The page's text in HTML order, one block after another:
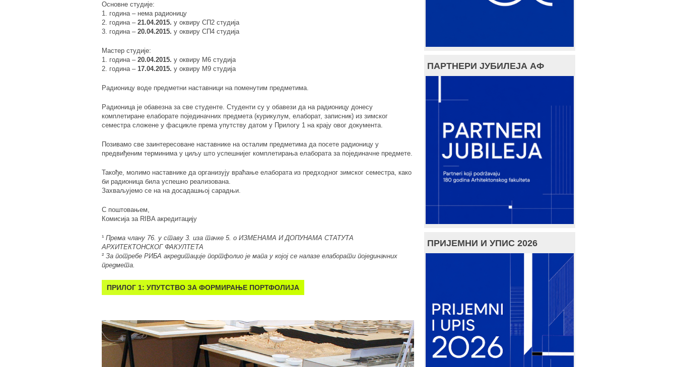
Основне студије:
1. година – нема радионицу
2. година – 21.04.2015. у оквиру СП2 студија
3. година – 20.04.2015. у оквиру СП4 студија
Мастер студије:
1. година – 20.04.2015. у оквиру М6 студија
2. година – 17.04.2015. у оквиру М9 студија
Радионицу воде предметни наставници на поменутим предметима.
Радионица је обавезна за све студенте. Студенти су у обавези да на радионицу донесу
комплетиране елаборате појединачних предмета (курикулум, елаборат, записник) из зимског
семестра сложене у фасцикле према упутству датом у Прилогу 1 на крају овог документа.
Позивамо све заинтересоване наставнике на осталим предметима да посете радионицу у
предвиђеним терминима у циљу што успешнијег комплетирања елабората за појединачне предмете.
Такође, молимо наставнике да организују враћање елабората из предходног зимског семестра, како
би радионица била успешно реализована.
Захваљујемо се на на досадашњој сарадњи.
С поштовањем,
Комисија за RIBA акредитацију
¹ Према члану 76. у ставу 3. иза тачке 5. o ИЗМЕНАМА И ДОПУНАМА СТАТУТА
АРХИТЕКТОНСКОГ ФАКУЛТЕТА
² За потребе РИБА акредитације портфолио је мапа у којој се налазе елаборати појединачних
предмета.
ПРИЛОГ 1: УПУТСТВО ЗА ФОРМИРАЊЕ ПОРТФОЛИЈА
ПАРТНЕРИ ЈУБИЛЕЈА АФ
ПРИЈЕМНИ И УПИС 2026